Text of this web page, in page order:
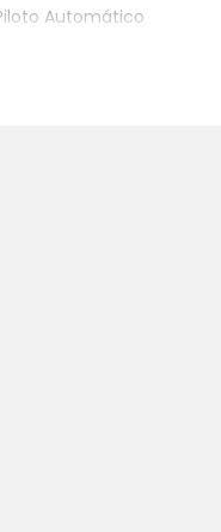
Automático